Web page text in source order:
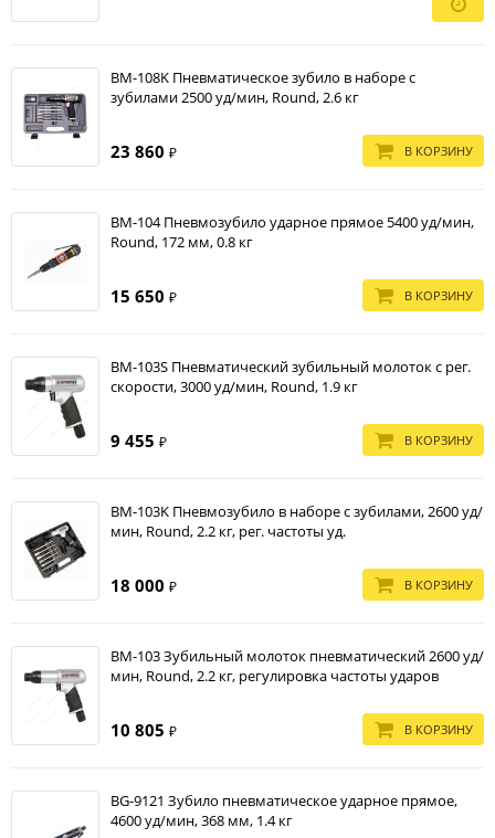
BM-108K Пневматическое зубило в наборе с
зубилами 2500 уд/мин, Round, 2.6 кг
23 860 ₽ В КОРЗИНУ
BM-104 Пневмозубило ударное прямое 5400 уд/мин,
Round, 172 мм, 0.8 кг
15 650 ₽ В КОРЗИНУ
BM-103S Пневматический зубильный молоток с рег.
скорости, 3000 уд/мин, Round, 1.9 кг
9 455 ₽ В КОРЗИНУ
BM-103K Пневмозубило в наборе с зубилами, 2600 уд/
мин, Round, 2.2 кг, рег. частоты уд.
18 000 ₽ В КОРЗИНУ
BM-103 Зубильный молоток пневматический 2600 уд/
мин, Round, 2.2 кг, регулировка частоты ударов
10 805 ₽ В КОРЗИНУ
BG-9121 Зубило пневматическое ударное прямое,
4600 уд/мин, 368 мм, 1.4 кг